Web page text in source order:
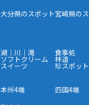
大分県のスポット宮崎県の
湖｜川｜滝 食事処
ソフトクリーム 林道
スイーツ 珍スポット
本州4端 四国4端